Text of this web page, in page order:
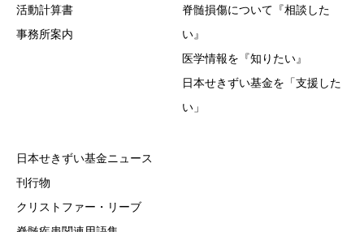
活動計算書
事務所案内
脊髄損傷について『相談した
い』
医学情報を『知りたい』
日本せきずい基金を「支援した
い」
日本せきずい基金ニュース
刊行物
クリストファー・リーブ